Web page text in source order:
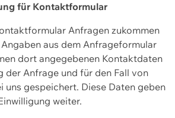
für Kontaktformular
Anfragen zukommen
aus dem Anfrageformular
dort angegebenen Kontaktdaten
der Anfrage und für den Fall von
uns gespeichert. Diese Daten geben
weiter.